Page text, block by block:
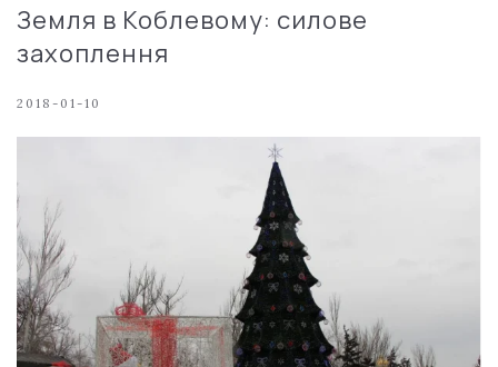
Земля в Коблевому: силове
захоплення
2018-01-10